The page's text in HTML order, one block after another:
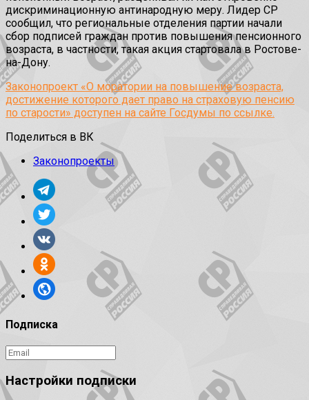
дискриминационную антинародную меру. Лидер СР
сообщил, что региональные отделения партии начали
сбор подписей граждан против повышения пенсионного
возраста, в частности, такая акция стартовала в Ростове-
на-Дону.
Законопроект «О моратории на повышение возраста,
достижение которого дает право на страховую пенсию
по старости» доступен на сайте Госдумы по ссылке.
Поделиться в ВК
Законопроекты
Подписка
Настройки подписки